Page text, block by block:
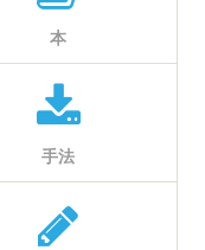
本
手法